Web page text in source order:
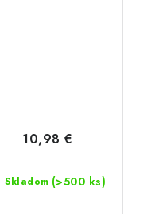
Skladom (>500 ks)
10,98 €